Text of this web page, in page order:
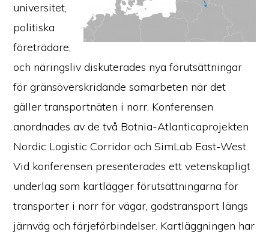
universitet,
politiska
företrädare,
och näringsliv diskuterades nya förutsättningar
för gränsöverskridande samarbeten när det
gäller transportnäten i norr. Konferensen
anordnades av de två Botnia-Atlanticaprojekten
Nordic Logistic Corridor och SimLab East-West.
Vid konferensen presenterades ett vetenskapligt
underlag som kartlägger förutsättningarna för
transporter i norr för vägar, godstransport längs
järnväg och färjeförbindelser. Kartläggningen har